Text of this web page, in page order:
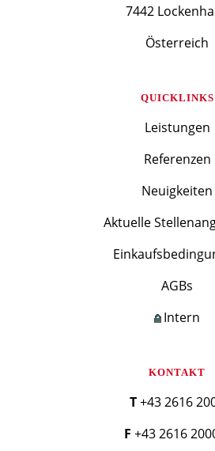
7442
Österreich
QUICKLINKS
Leistungen
Referenzen
Neuigkeiten
Aktuelle
AGBs
Intern
KONTAKT
T +43 2616
F +43 2616